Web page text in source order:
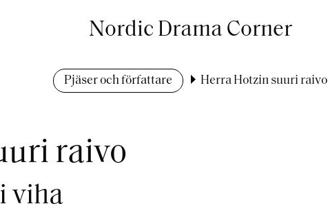
Nordic Drama Corner
Pjäser och författare Herra Hotzin suuri raivo
raivo
viha